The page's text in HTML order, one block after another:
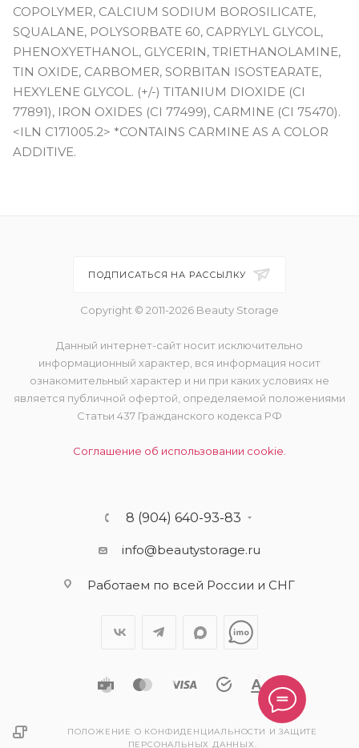
COPOLYMER, CALCIUM SODIUM BOROSILICATE,
SQUALANE, POLYSORBATE 60, CAPRYLYL GLYCOL,
PHENOXYETHANOL, GLYCERIN, TRIETHANOLAMINE,
TIN OXIDE, CARBOMER, SORBITAN ISOSTEARATE,
HEXYLENE GLYCOL. (+/-) TITANIUM DIOXIDE (CI
77891), IRON OXIDES (CI 77499), CARMINE (CI 75470).
<ILN C171005.2> *CONTAINS CARMINE AS A COLOR
ADDITIVE.
ПОДПИСАТЬСЯ НА РАССЫЛКУ
Copyright © 2011-2026 Beauty Storage
Данный интернет-сайт носит исключительно
информационный характер, вся информация носит
ознакомительный характер и ни при каких условиях не
является публичной офертой, определяемой положениями
Статьи 437 Гражданского кодекса РФ
Соглашение об использовании cookie.
8 (904) 640-93-83
info@beautystorage.ru
Работаем по всей России и СНГ
ПОЛОЖЕНИЕ О КОНФИДЕНЦИАЛЬНОСТИ И ЗАЩИТЕ
ПЕРСОНАЛЬНЫХ ДАННЫХ.